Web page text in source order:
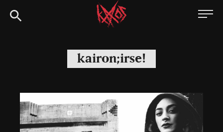
Siirry
suoraan
Kaaoszine
kairon;irse!